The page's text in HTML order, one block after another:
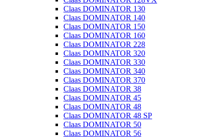
Claas DOMINATOR 130
Claas DOMINATOR 140
Claas DOMINATOR 150
Claas DOMINATOR 160
Claas DOMINATOR 228
Claas DOMINATOR 320
Claas DOMINATOR 330
Claas DOMINATOR 340
Claas DOMINATOR 370
Claas DOMINATOR 38
Claas DOMINATOR 45
Claas DOMINATOR 48
Claas DOMINATOR 48 SP
Claas DOMINATOR 50
Claas DOMINATOR 56